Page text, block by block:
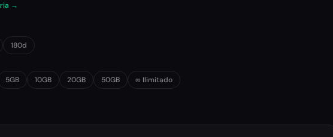
→
180d
5GB 10GB 20GB 50GB ∞ Ilimitado